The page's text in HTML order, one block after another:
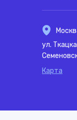
ул.
Карта